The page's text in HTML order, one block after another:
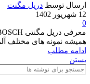
ارسال توسط دریل مگنت
12 شهریور 1402
0
همیشه نمونه های مختلف
ادامه مطلب
بستن